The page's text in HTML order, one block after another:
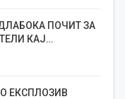
ПОЧИТ ЗА
КАЈ…
ЕКСПЛОЗИВ